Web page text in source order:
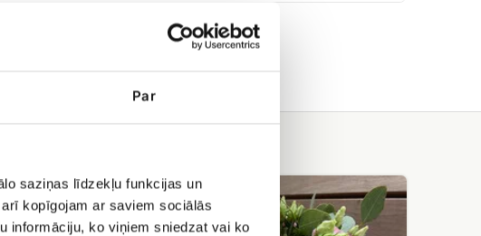
Par
saziņas līdzekļu funkcijas un
kopīgojam ar saviem sociālās
informāciju, ko viņiem sniedzat vai ko
Коробка
пионов